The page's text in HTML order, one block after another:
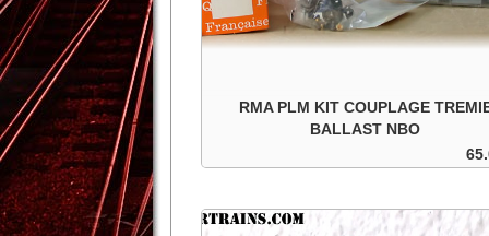
RMA PLM KIT COUPLAGE
BALLAST NBO
In den Warenkorb
Details